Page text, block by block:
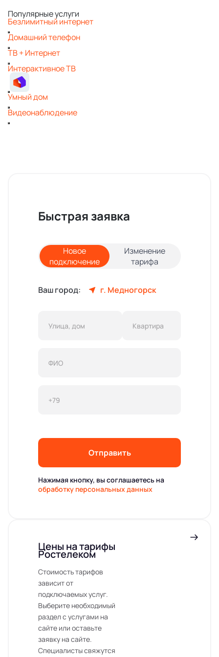
Популярные услуги
Безлимитный интернет
Домашний телефон
ТВ + Интернет
Интерактивное ТВ
Умный дом
Видеонаблюдение
Быстрая заявка
Новое
подключение
Изменение
тарифа
Ваш город: г. Медногорск
Отправить
Нажимая кнопку, вы соглашаетесь на
обработку персональных данных
Цены на тарифы
Ростелеком
Стоимость тарифов
зависит от
подключаемых услуг.
Выберите необходимый
раздел с услугами на
сайте или оставьте
заявку на сайте.
Специалисты свяжутся